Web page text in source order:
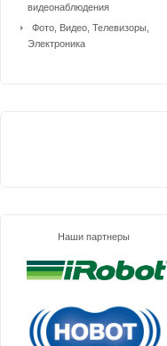
видеонаблюдения
Фото, Видео, Телевизоры,
Электроника
Наши партнеры